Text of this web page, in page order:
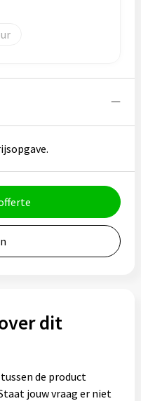
dit
de product
jouw vraag er niet